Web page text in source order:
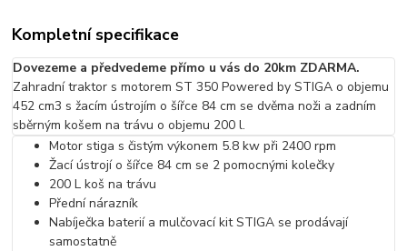
Kompletní specifikace
Dovezeme a předvedeme přímo u vás do 20km ZDARMA.
Zahradní traktor s motorem ST 350 Powered by STIGA o objemu
452 cm3 s žacím ústrojím o šířce 84 cm se dvěma noži a zadním
sběrným košem na trávu o objemu 200 l.
Motor stiga s čistým výkonem 5.8 kw při 2400 rpm
Žací ústrojí o šířce 84 cm se 2 pomocnými kolečky
200 L koš na trávu
Přední nárazník
Nabíječka baterií a mulčovací kit STIGA se prodávají
samostatně